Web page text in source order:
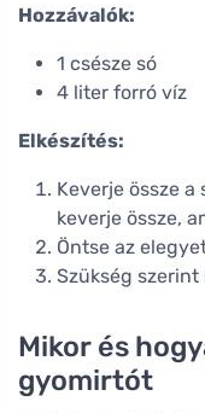
Hozzávalók:
1 csésze só
4 liter forró víz
Elkészítés:
Keverje össze a
keverje össze,
Öntse az
Szükség szerint
Mikor és
gyomirtót